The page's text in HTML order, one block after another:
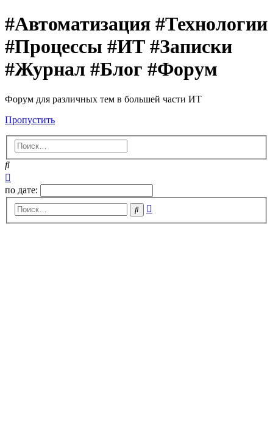
#Автоматизация #Технологии
#Процессы #ИТ #Записки
#Журнал #Блог #Форум
Форум для различных тем в большей части ИТ
Пропустить
Поиск
поиск
по дате:
Поиск